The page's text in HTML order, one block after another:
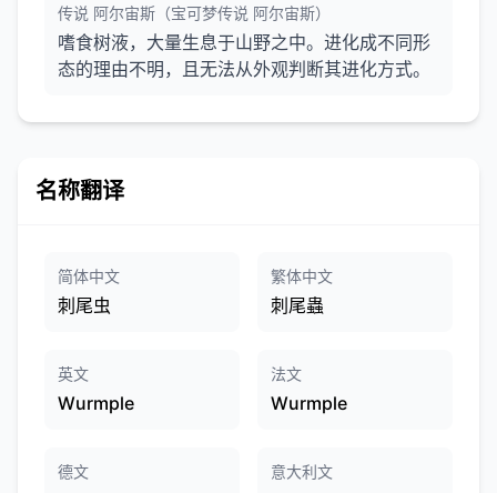
传说 阿尔宙斯（宝可梦传说 阿尔宙斯）
嗜食树液，大量生息于山野之中。进化成不同形
态的理由不明，且无法从外观判断其进化方式。
名称翻译
简体中文
刺尾虫
繁体中文
刺尾蟲
英文
Wurmple
法文
Wurmple
德文 意大利文